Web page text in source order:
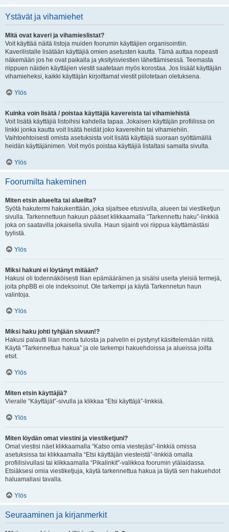
Ystävät ja vihamiehet
Mitä ovat kaveri ja vihamieslistat?
Voit käyttää näitä listoja muiden foorumin käyttäjien organisointiin.
Kaverilistalle lisätään käyttäjiä omien asetusten kautta. Tämä auttaa nopeasti
näkemään jos he ovat paikalla ja yksityisviestien lähettämisessä. Teemasta
riippuen näiden käyttäjien viestit saatetaan myös korostaa. Jos lisäät käyttäjän
vihamieheksi, kaikki käyttäjän kirjoittamat viestit piilotetaan oletuksena.
Ylös
Kuinka voin lisätä / poistaa käyttäjiä kavereista tai vihamiehistä
Voit lisätä käyttäjiä listoihisi kahdella tapaa. Jokaisen käyttäjän profiilissa on
linkki jonka kautta voit lisätä heidät joko kavereihin tai vihamiehiin.
Vaihtoehtoisesti omista asetuksista voit lisätä käyttäjiä suoraan syöttämällä
heidän käyttäjänimen. Voit myös poistaa käyttäjiä listaltasi samalta sivulta.
Ylös
Foorumilta hakeminen
Miten etsin alueelta tai alueilta?
Syötä hakutermi hakukenttään, joka sijaitsee etusivulla, alueen tai viestiketjun
sivulla. Tarkennettuun hakuun pääset klikkaamalla “Tarkennettu haku”-linkkiä
joka on saatavilla jokaisella sivulla. Haun sijainti voi riippua käyttämästäsi
tyylistä.
Ylös
Miksi hakuni ei löytänyt mitään?
Hakusi oli todennäköisesti liian epämääräinen ja sisälsi useita yleisiä termejä,
joita phpBB ei ole indeksoinut. Ole tarkempi ja käytä Tarkennetun haun
valintoja.
Ylös
Miksi haku johti tyhjään sivuun!?
Hakusi palautti liian monta tulosta ja palvelin ei pystynyt käsittelemään niitä.
Käytä “Tarkennettua hakua” ja ole tarkempi hakuehdoissa ja alueissa joilta
etsit.
Ylös
Miten etsin käyttäjiä?
Vieraile “Käyttäjät”-sivulla ja klikkaa “Etsi käyttäjä”-linkkiä.
Ylös
Miten löydän omat viestini ja viestiketjuni?
Omat viestisi näet klikkaamalla “Katso omia viestejäsi”-linkkiä omissa
asetuksissa tai klikkaamalla “Etsi käyttäjän viesteistä”-linkkiä omalla
profiilisivullasi tai klikkaamalla “Pikalinkit”-valikkoa foorumin ylälaidassa.
Etsiäksesi omia viestiketjuja, käytä tarkennettua hakua ja täytä sen hakuehdot
haluamallasi tavalla.
Ylös
Seuraaminen ja kirjanmerkit